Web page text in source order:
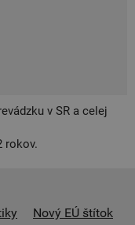
v SR a celej
rokov.
Nový EÚ štítok